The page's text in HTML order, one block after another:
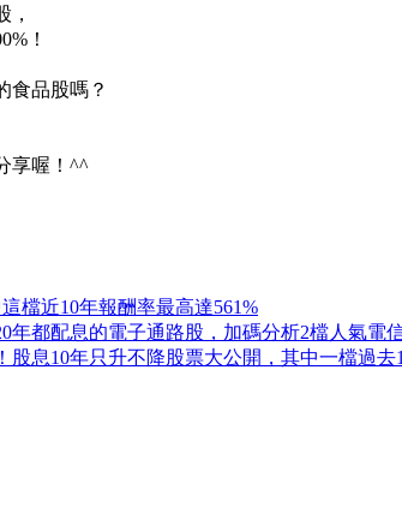
，
！
食品股嗎？
享喔！^^
檔近10年報酬率最高達561%
年都配息的電子通路股，加碼分析2檔人氣電
息10年只升不降股票大公開，其中一檔過去